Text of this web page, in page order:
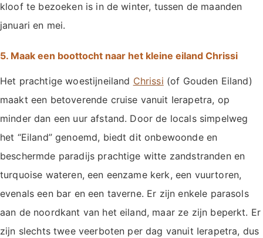
kloof te bezoeken is in de winter, tussen de maanden
januari en mei.
5. Maak een boottocht naar het kleine eiland Chrissi
Het prachtige woestijneiland Chrissi (of Gouden Eiland)
maakt een betoverende cruise vanuit Ierapetra, op
minder dan een uur afstand. Door de locals simpelweg
het “Eiland” genoemd, biedt dit onbewoonde en
beschermde paradijs prachtige witte zandstranden en
turquoise wateren, een eenzame kerk, een vuurtoren,
evenals een bar en een taverne. Er zijn enkele parasols
aan de noordkant van het eiland, maar ze zijn beperkt. Er
zijn slechts twee veerboten per dag vanuit Ierapetra, dus